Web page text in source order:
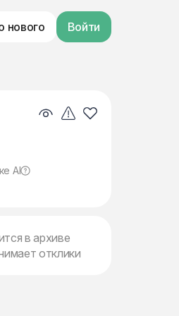
нового Войти
AI
в архиве
отклики